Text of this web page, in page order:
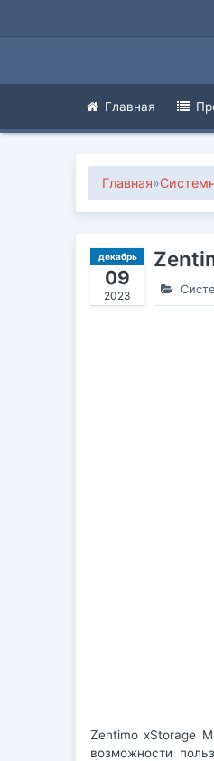
Главная
Главная»
декабрь
09
2023
Zentimo xStorage
возможности